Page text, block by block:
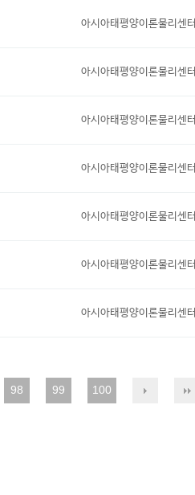
아시아태평양이론물리센터
아시아태평양이론물리센터
아시아태평양이론물리센터
아시아태평양이론물리센터
아시아태평양이론물리센터
아시아태평양이론물리센터
아시아태평양이론물리센터
98 99 100